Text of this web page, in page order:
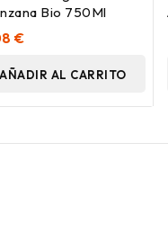
Bio 750Ml
€
AÑADIR AL CARRITO